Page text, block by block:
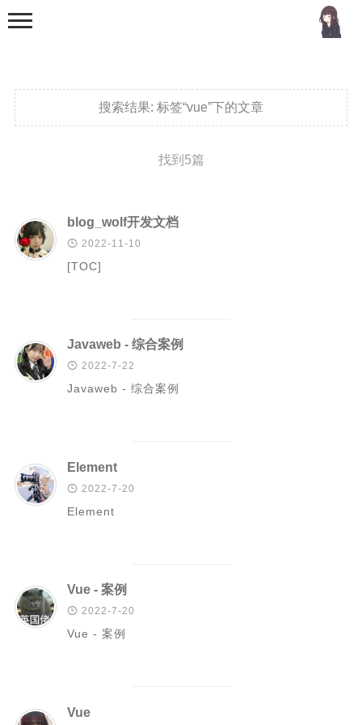
搜索结果: 标签“vue”下的文章
找到5篇
blog_wolf开发文档
 2022-11-10
[TOC]
Javaweb - 综合案例
 2022-7-22
Javaweb - 综合案例
Element
 2022-7-20
Element
Vue - 案例
 2022-7-20
Vue - 案例
Vue
分类
Golang
Rust
数据库
操作系统
数据结构
Python
C++/C